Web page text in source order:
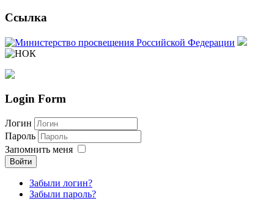
Ссылка
Login Form
Логин
Пароль
Запомнить меня
Войти
Забыли логин?
Забыли пароль?